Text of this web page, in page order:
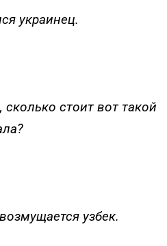
украинец.
стоит вот такой
узбек.